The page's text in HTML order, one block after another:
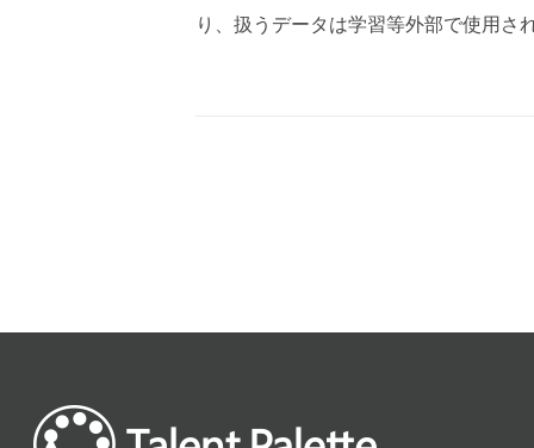
り、扱うデータは学習等外部で使用さ